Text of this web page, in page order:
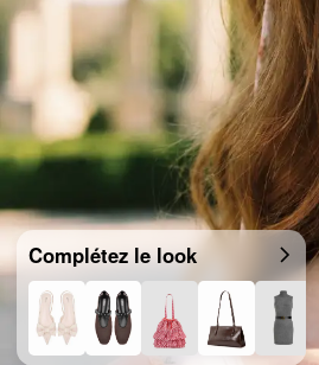
Complétez le look